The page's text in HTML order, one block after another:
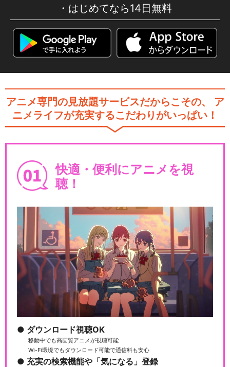
はじめてなら14日無料
アニメ専門の見放題サービスだからこその、
ア
ニメライフが充実するこだわりがいっぱい！
快適・便利にアニメを視
聴！
ダウンロード視聴OK
移動中でも高画質アニメが視聴可能
Wi-Fi環境でもダウンロード可能で通信料も安心
充実の検索機能や「気になる」登録